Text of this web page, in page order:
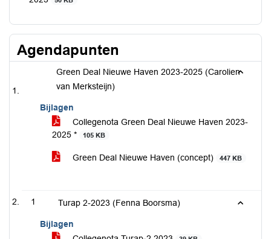
Agendapunten
Green Deal Nieuwe Haven 2023-2025 (Carolien
van Merksteijn)
Bijlagen
Collegenota Green Deal Nieuwe Haven 2023-
2025 *
105 KB
Green Deal Nieuwe Haven (concept) 447 KB
1 Turap 2-2023 (Fenna Boorsma)
Bijlagen